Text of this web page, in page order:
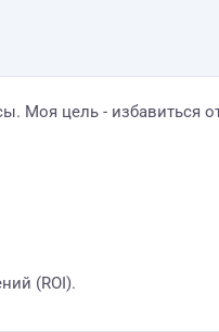
Моя цель - избавиться
(ROI).